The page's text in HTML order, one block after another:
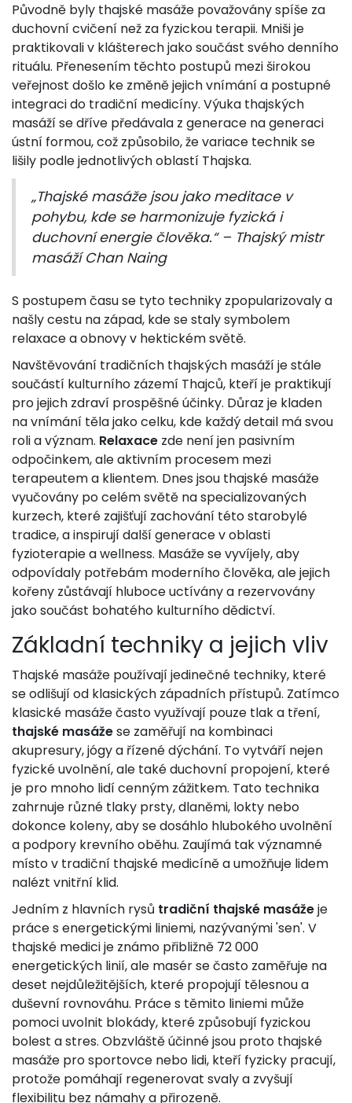
Původně byly thajské masáže považovány spíše za
duchovní cvičení než za fyzickou terapii. Mniši je
praktikovali v klášterech jako součást svého denního
rituálu. Přenesením těchto postupů mezi širokou
veřejnost došlo ke změně jejich vnímání a postupné
integraci do tradiční medicíny. Výuka thajských
masáží se dříve předávala z generace na generaci
ústní formou, což způsobilo, že variace technik se
lišily podle jednotlivých oblastí Thajska.
„Thajské masáže jsou jako meditace v
pohybu, kde se harmonizuje fyzická i
duchovní energie člověka.“ – Thajský mistr
masáží Chan Naing
S postupem času se tyto techniky zpopularizovaly a
našly cestu na západ, kde se staly symbolem
relaxace a obnovy v hektickém světě.
Navštěvování tradičních thajských masáží je stále
součástí kulturního zázemí Thajců, kteří je praktikují
pro jejich zdraví prospěšné účinky. Důraz je kladen
na vnímání těla jako celku, kde každý detail má svou
roli a význam. Relaxace zde není jen pasivním
odpočinkem, ale aktivním procesem mezi
terapeutem a klientem. Dnes jsou thajské masáže
vyučovány po celém světě na specializovaných
kurzech, které zajišťují zachování této starobylé
tradice, a inspirují další generace v oblasti
fyzioterapie a wellness. Masáže se vyvíjely, aby
odpovídaly potřebám moderního člověka, ale jejich
kořeny zůstávají hluboce uctívány a rezervovány
jako součást bohatého kulturního dědictví.
Základní techniky a jejich vliv
Thajské masáže používají jedinečné techniky, které
se odlišují od klasických západních přístupů. Zatímco
klasické masáže často využívají pouze tlak a tření,
thajské masážese zaměřují na kombinaci
akupresury, jógy a řízené dýchání. To vytváří nejen
fyzické uvolnění, ale také duchovní propojení, které
je pro mnoho lidí cenným zážitkem. Tato technika
zahrnuje různé tlaky prsty, dlaněmi, lokty nebo
dokonce koleny, aby se dosáhlo hlubokého uvolnění
a podpory krevního oběhu. Zaujímá tak významné
místo v tradiční thajské medicíně a umožňuje lidem
nalézt vnitřní klid.
Jedním z hlavních rysů tradiční thajské masážeje
práce s energetickými liniemi, nazývanými 'sen'. V
thajské medici je známo přibližně 72 000
energetických linií, ale masér se často zaměřuje na
deset nejdůležitějších, které propojují tělesnou a
duševní rovnováhu. Práce s těmito liniemi může
pomoci uvolnit blokády, které způsobují fyzickou
bolest a stres. Obzvláště účinné jsou proto thajské
masáže pro sportovce nebo lidi, kteří fyzicky pracují,
protože pomáhají regenerovat svaly a zvyšují
flexibilitu bez námahy a přirozeně.